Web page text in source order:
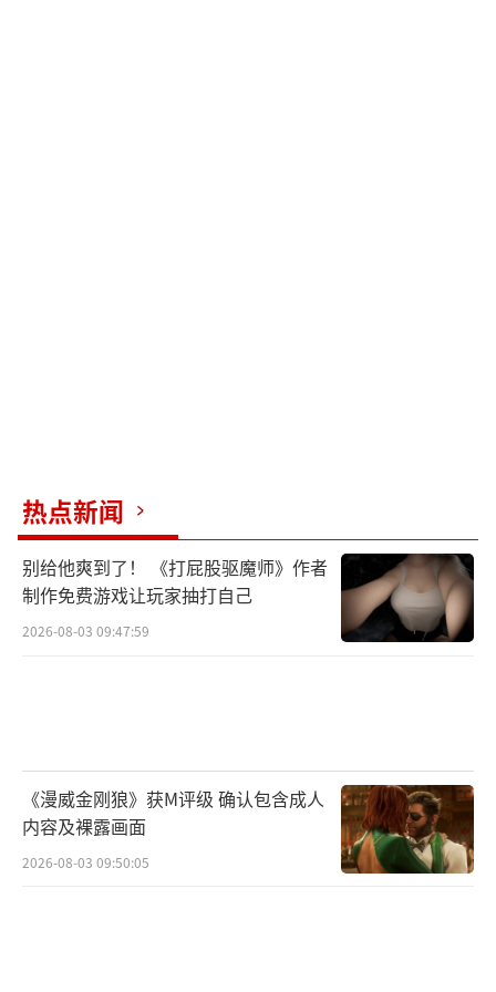
热点新闻
别给他爽到了！ 《打屁股驱魔师》作者
制作免费游戏让玩家抽打自己
2026-08-03 09:47:59
《漫威金刚狼》获M评级 确认包含成人
内容及裸露画面
2026-08-03 09:50:05